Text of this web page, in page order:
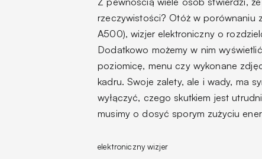
rzeczywistości? Otóż w porównaniu
A500), wizjer elektroniczny o
Dodatkowo możemy w nim
poziomicę, menu czy wykonane
kadru. Swoje zalety, ale i wady, ma
wyłączyć, czego skutkiem jest
musimy o dosyć sporym zużyciu
elektroniczny wizjer